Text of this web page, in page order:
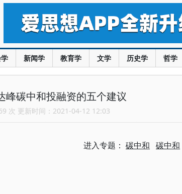
新闻学 教育学 文学 历史学 哲学
峰碳中和投融资的五个建议
次 更新时间：2021-04-12 12:03
进入专题： 碳中和 碳中和